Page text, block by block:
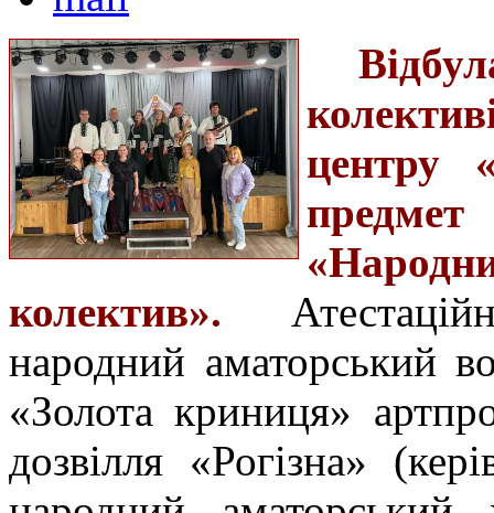
центру
колектив».
народний аматорський
«Золота криниця»
дозвілля «Рогізна»